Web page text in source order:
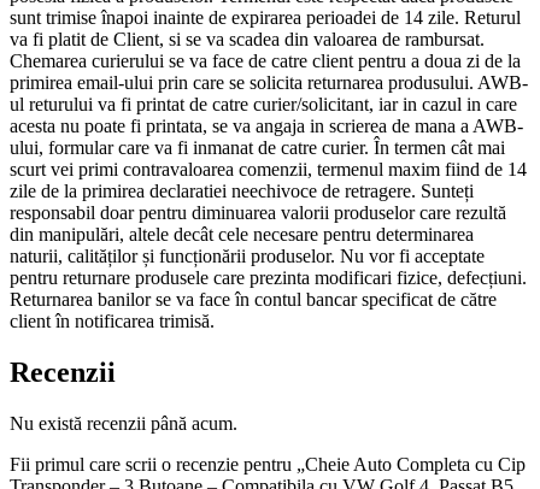
sunt trimise înapoi inainte de expirarea perioadei de 14 zile. Returul
va fi platit de Client, si se va scadea din valoarea de rambursat.
Chemarea curierului se va face de catre client pentru a doua zi de la
primirea email-ului prin care se solicita returnarea produsului. AWB-
ul returului va fi printat de catre curier/solicitant, iar in cazul in care
acesta nu poate fi printata, se va angaja in scrierea de mana a AWB-
ului, formular care va fi inmanat de catre curier. În termen cât mai
scurt vei primi contravaloarea comenzii, termenul maxim fiind de 14
zile de la primirea declaratiei neechivoce de retragere. Sunteți
responsabil doar pentru diminuarea valorii produselor care rezultă
din manipulări, altele decât cele necesare pentru determinarea
naturii, calităților și funcționării produselor. Nu vor fi acceptate
pentru returnare produsele care prezinta modificari fizice, defecțiuni.
Returnarea banilor se va face în contul bancar specificat de către
client în notificarea trimisă.
Recenzii
Nu există recenzii până acum.
Fii primul care scrii o recenzie pentru „Cheie Auto Completa cu Cip